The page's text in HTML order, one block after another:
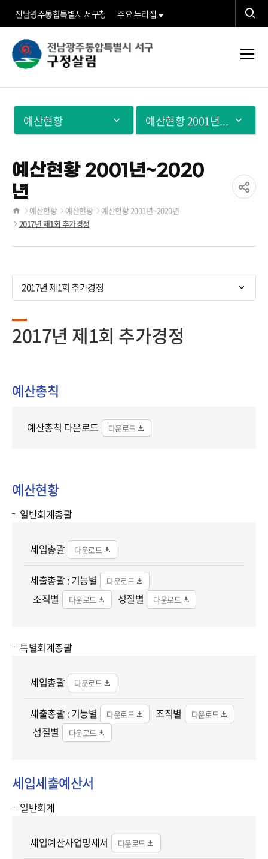
전남광주통합특별시 서구청 주요 누리집
구
정
살
림">
체
메
뉴
예산현황 2001년~2020
년
홈
예산현황 예산현황
예산현황 2001년~2020년
2017년 제1회 추가경정
예산현황 예산현황 2001년~2020년
기
2017년 제1회 추가경정
2017년 제1회 추가경정
예산총칙
예산총칙 다운로드
예산현황
일반회계총괄
세입총괄
세출총괄 : 기능별
조직별
성질별
특별회계총괄
세입총괄
세출총괄 : 기능별
조직별
성질별
세입세출예산서
일반회계
세입예산사업명세서